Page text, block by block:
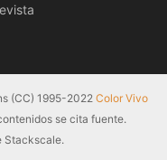
(CC) 1995-2022 Color Vivo
se cita fuente.
Stackscale.